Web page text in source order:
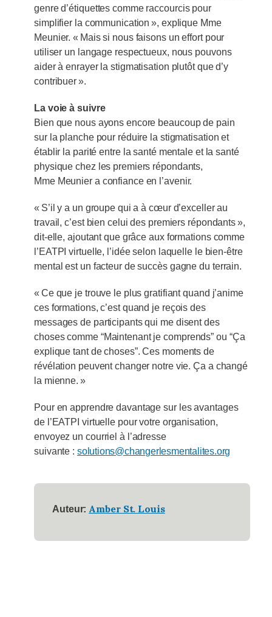
genre d’étiquettes comme raccourcis pour
simplifier la communication », explique Mme
Meunier. « Mais si nous faisons un effort pour
utiliser un langage respectueux, nous pouvons
aider à enrayer la stigmatisation plutôt que d’y
contribuer ».
La voie à suivre
Bien que nous ayons encore beaucoup de pain
sur la planche pour réduire la stigmatisation et
établir la parité entre la santé mentale et la santé
physique chez les premiers répondants,
Mme Meunier a confiance en l’avenir.
« S’il y a un groupe qui a à cœur d’exceller au
travail, c’est bien celui des premiers répondants »,
dit-elle, ajoutant que grâce aux formations comme
l’EATPI virtuelle, l’idée selon laquelle le bien-être
mental est un facteur de succès gagne du terrain.
« Ce que je trouve le plus gratifiant quand j’anime
ces formations, c’est quand je reçois des
messages de participants qui me disent des
choses comme “Maintenant je comprends” ou “Ça
explique tant de choses”. Ces moments de
révélation peuvent changer notre vie. Ça a changé
la mienne. »
Pour en apprendre davantage sur les avantages
de l’EATPI virtuelle pour votre organisation,
envoyez un courriel à l’adresse
suivante : solutions@changerlesmentalites.org
Auteur: Amber St. Louis